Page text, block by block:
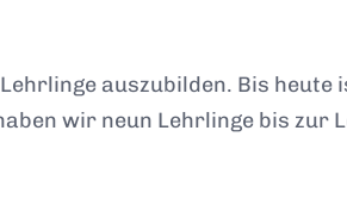
auszubilden. Bis
wir neun Lehrlinge bis